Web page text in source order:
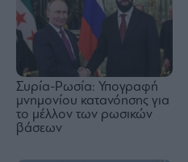
Συρία-Ρωσία: Υπογραφή
μνημονίου κατανόησης για
το μέλλον των ρωσικών
βάσεων